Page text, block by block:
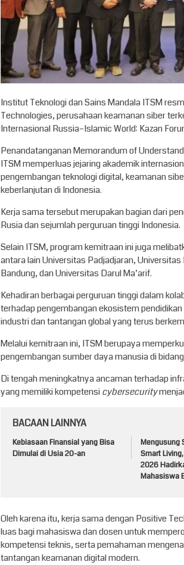
Institut Teknologi dan Sains Mandala ITSM
Technologies, perusahaan keamanan siber
Internasional Russia–Islamic World: Kazan
Penandatanganan Memorandum of
ITSM memperluas jejaring akademik
pengembangan teknologi digital, keamanan
keberlanjutan di Indonesia.
Kerja sama tersebut merupakan bagian dari
Rusia dan sejumlah perguruan tinggi Indonesia.
Selain ITSM, program kemitraan ini juga
antara lain Universitas Padjadjaran,
Bandung, dan Universitas Darul Ma’arif.
Kehadiran berbagai perguruan tinggi dalam
terhadap pengembangan ekosistem pendidikan
industri dan tantangan global yang terus
Melalui kemitraan ini, ITSM berupaya
pengembangan sumber daya manusia di
Di tengah meningkatnya ancaman terhadap
yang memiliki kompetensicybersecurity
BACAAN LAINNYA
Kebiasaan Finansial yang Bisa
Dimulai di Usia 20-an
Mengusung
Smart
2026
Mahasiswa
Oleh karena itu, kerja sama dengan Positive
luas bagi mahasiswa dan dosen untuk
kompetensi teknis, serta pemahaman
tantangan keamanan digital modern.